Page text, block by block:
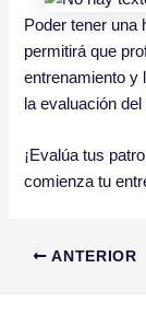
Poder tener una
permitirá que
entrenamiento y
la evaluación
¡Evalúa tus
comienza tu
ANTERIOR